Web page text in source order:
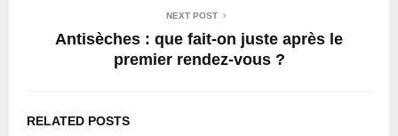
NEXT POST
Antisèches : que fait-on juste après le
premier rendez-vous ?
RELATED POSTS